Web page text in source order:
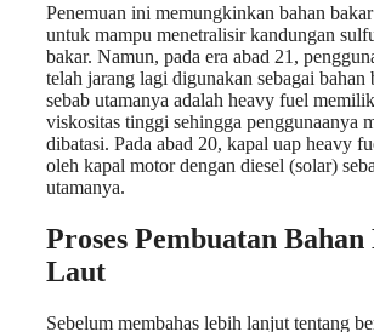
Penemuan ini memungkinkan bahan
untuk mampu menetralisir kandungan
bakar. Namun, pada era abad 21,
telah jarang lagi digunakan sebagai bahan
sebab utamanya adalah heavy fuel
viskositas tinggi sehingga penggunaanya
dibatasi. Pada abad 20, kapal uap heavy
oleh kapal motor dengan diesel (solar)
utamanya.
Proses Pembuatan
Laut
Sebelum membahas lebih lanjut tentang